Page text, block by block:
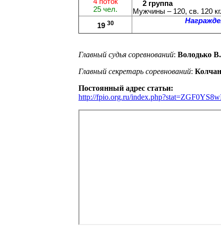
25 чел.
2 группа
Мужчины – 120, св. 120 кг.
19 30
Главный судья соревнований: Володько
Главный секретарь соревнований:
Постоянный адрес статьи:
http://fpio.org.ru/